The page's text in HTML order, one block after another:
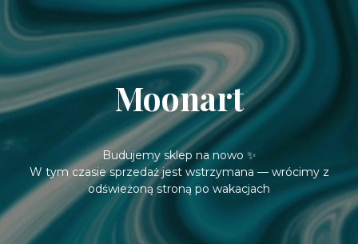
Moonart
Budujemy sklep na nowo ✨
W tym czasie sprzedaż jest wstrzymana — wrócimy z
odświeżoną stroną po wakacjach